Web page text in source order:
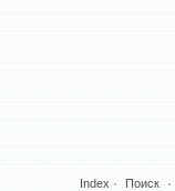
Index Поиск